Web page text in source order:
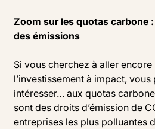
Zoom sur les quotas carbone
des émissions
Si vous cherchez à aller
l’investissement à impact,
intéresser… aux quotas
sont des droits d’émission de
entreprises les plus polluantes